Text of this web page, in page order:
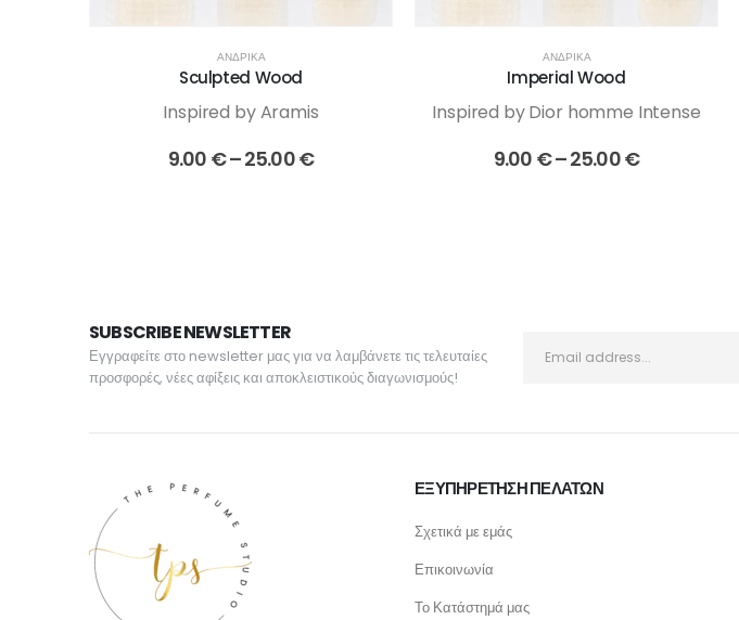
ΑΝΔΡΙΚΆ
Sculpted Wood
Inspired by Aramis
9.00 €–25.00€Price
ΑΝΔΡΙΚΆ
Imperial Wood
Inspired by Dior homme Intense
9.00 €–25.00€Price
SUBSCRIBE NEWSLETTER
Εγγραφείτε στο newsletter μας για να λαμβάνετε τις τελευταίες
προσφορές, νέες αφίξεις και αποκλειστικούς διαγωνισμούς!
ΕΞΥΠΗΡΕΤΗΣΗ ΠΕΛΑΤΩΝ
Σχετικά με εμάς
Επικοινωνία
Το Κατάστημά μας